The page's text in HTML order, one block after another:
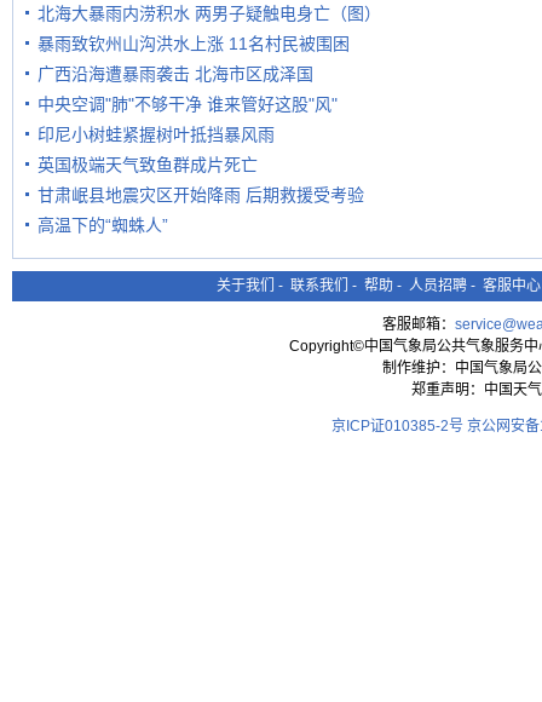
北海大暴雨内涝积水 两男子疑触电身亡（图）
暴雨致钦州山沟洪水上涨 11名村民被围困
广西沿海遭暴雨袭击 北海市区成泽国
中央空调"肺"不够干净 谁来管好这股"风"
印尼小树蛙紧握树叶抵挡暴风雨
英国极端天气致鱼群成片死亡
甘肃岷县地震灾区开始降雨 后期救援受考验
高温下的“蜘蛛人”
关于我们 - 联系我们 - 帮助 - 人员招聘 - 客服中心
客服邮箱：
Copyright©中国气象局公共气象服务
制作维护：中国气象局
郑重声明：中国天
京ICP证010385-2号 京公网安